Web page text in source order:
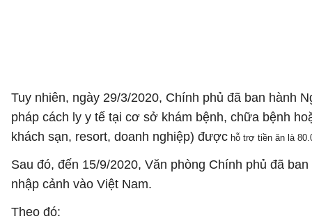
Tuy nhiên, ngày 29/3/2020, Chính phủ đã ban hành
pháp cách ly y tế tại cơ sở khám bệnh, chữa bệnh
khách sạn, resort, doanh nghiệp) được hỗ trợ tiền ăn là
Sau đó, đến 15/9/2020, Văn phòng Chính phủ đã
nhập cảnh vào Việt Nam.
Theo đó: